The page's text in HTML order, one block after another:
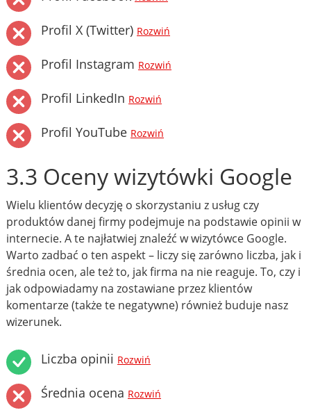
Profil X (Twitter) Rozwiń
Profil Instagram Rozwiń
Profil LinkedIn Rozwiń
Profil YouTube Rozwiń
3.3 Oceny wizytówki Google
Wielu klientów decyzję o skorzystaniu z usług czy
produktów danej firmy podejmuje na podstawie opinii w
internecie. A te najłatwiej znaleźć w wizytówce Google.
Warto zadbać o ten aspekt – liczy się zarówno liczba, jak i
średnia ocen, ale też to, jak firma na nie reaguje. To, czy i
jak odpowiadamy na zostawiane przez klientów
komentarze (także te negatywne) również buduje nasz
wizerunek.
Liczba opinii Rozwiń
Średnia ocena Rozwiń